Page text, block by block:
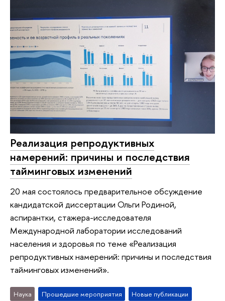
Реализация репродуктивных
намерений: причины и последствия
тайминговых изменений
20 мая состоялось предварительное обсуждение
кандидатской диссертации Ольги Родиной,
аспирантки, стажера-исследователя
Международной лаборатории исследований
населения и здоровья по теме «Реализация
репродуктивных намерений: причины и последствия
тайминговых изменений».
Наука Прошедшие мероприятия
Новые публикации